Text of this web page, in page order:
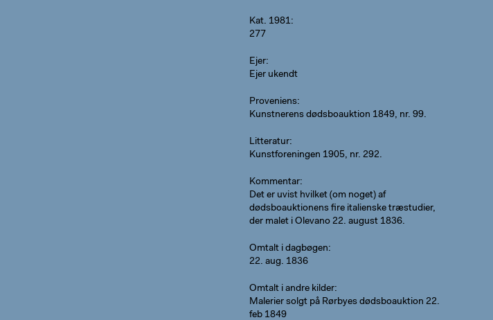
Kat. 1981
277
Ejer
Ejer ukendt
Proveniens
Kunstnerens dødsboauktion 1849, nr. 99.
Litteratur
Kunstforeningen 1905, nr. 292.
Kommentar
Det er uvist hvilket (om noget) af
dødsboauktionens fire italienske træstudier,
der malet i Olevano 22. august 1836.
Omtalt i dagbøgen
22. aug. 1836
Omtalt i andre kilder
Malerier solgt på Rørbyes dødsboauktion 22.
feb 1849